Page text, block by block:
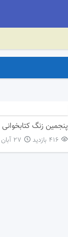
پنجمین زنگ
416 بازدید ۲۷ آبان ۱۳۹۹